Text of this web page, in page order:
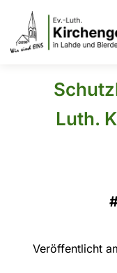
Luth.
Veröffentlicht